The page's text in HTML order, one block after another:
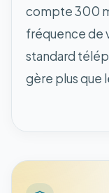
compte 300
fréquence de
standard
gère plus que